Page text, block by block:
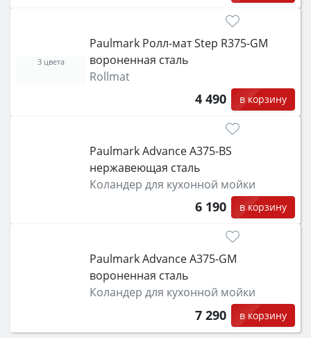
Paulmark Ролл-мат Step R375-GM
вороненная сталь
Rollmat
4 490 в корзину
3 цвета
Paulmark Advance A375-BS
нержавеющая сталь
Коландер для кухонной мойки
6 190 в корзину
Paulmark Advance A375-GM
вороненная сталь
Коландер для кухонной мойки
7 290 в корзину